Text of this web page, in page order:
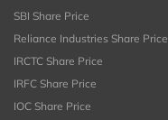
SBI Share Price
Reliance Industries Share Price
IRCTC Share Price
IRFC Share Price
IOC Share Price